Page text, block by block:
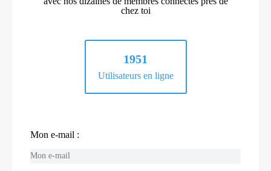
chez toi
1951
Utilisateurs en ligne
Mon e-mail :